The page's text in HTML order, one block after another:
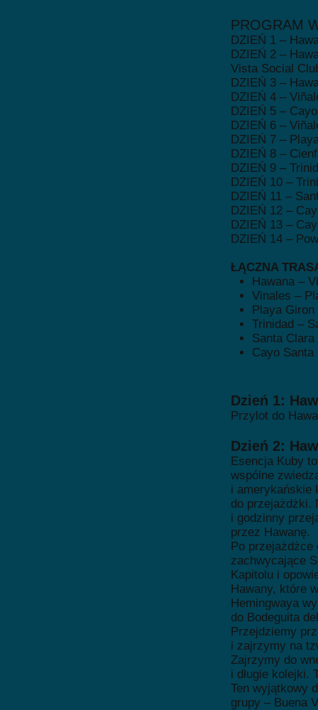
Dzień 1:
Przylot do
Dzień 2:
Esencja Kuby
wspólne
i amerykańskie
do przejażdżki.
i godzinny
przez Hawanę.
Po przejażdżce
zachwycające
Kapitolu i
Hawany, które
Hemingwaya
do Bodeguita
Przejdziemy
i zajrzymy na
Zajrzymy do
i długie kolejki.
Ten wyjątkowy
grupy – Buena
PROGRAM
DZIEŃ 1 –
DZIEŃ 2 –
Vista Social
DZIEŃ 3 –
DZIEŃ 4 –
DZIEŃ 5 –
DZIEŃ 6 –
DZIEŃ 7 –
DZIEŃ 8 –
DZIEŃ 9 –
DZIEŃ 10 –
DZIEŃ 11 –
DZIEŃ 12 –
DZIEŃ 13 –
DZIEŃ 14 –
ŁĄCZNA
Hawana –
Vinales –
Playa
Trinidad –
Santa
Cayo